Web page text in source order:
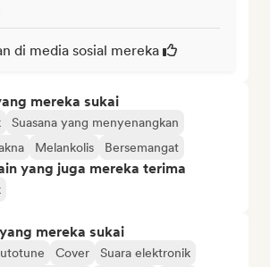
di media sosial mereka
mereka sukai
Suasana yang menyenangkan
Melankolis Bersemangat
yang juga mereka terima
mereka sukai
Cover
Suara elektronik